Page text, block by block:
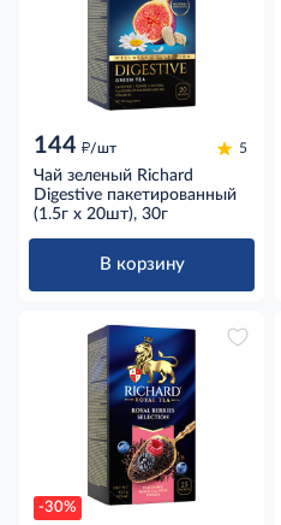
144 д/шт 5
Чай зеленый Richard
Digestive пакетированный
(1.5г x 20шт), 30г
В корзину
-30%